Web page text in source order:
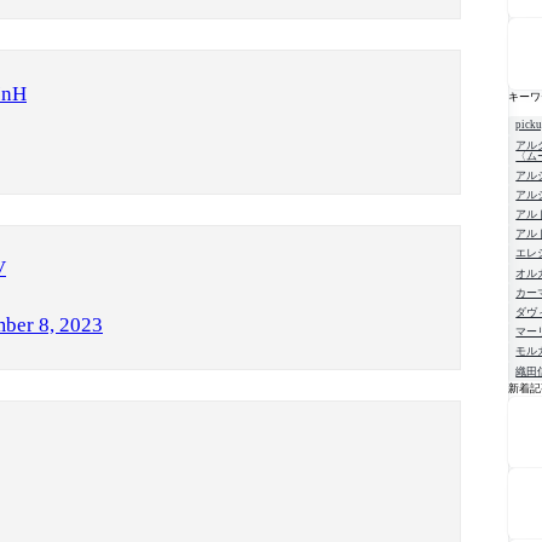
8, 2023
キー
アル
〈
アル
アル
アル
アル
エレ
オル
カー
ダヴ
マー
モル
織田
新着